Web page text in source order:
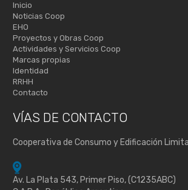
Inicio
Noticias Coop
EHO
Proyectos y Obras Coop
Actividades y Servicios Coop
Marcas propias
Identidad
RRHH
Contacto
VÍAS DE CONTACTO
Cooperativa de Consumo y Edificación
Av. La Plata 543, Primer Piso, (C1235ABC)